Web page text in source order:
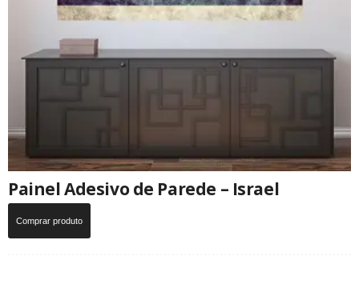
Painel Adesivo de Parede – Israel
Comprar produto